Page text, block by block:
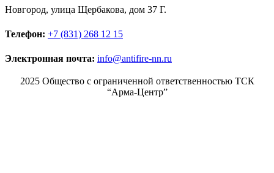
Новгород, улица Щербакова, дом 37 Г.
Телефон: +7 (831) 268 12 15
Электронная почта: info@antifire-nn.ru
2025 Общество с ограниченной ответственностью ТСК
“Арма-Центр”